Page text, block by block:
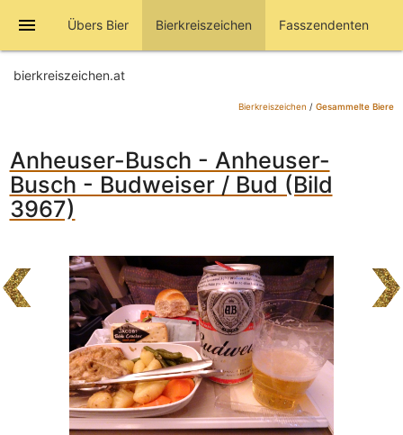
menu Übers Bier Bierkreiszeichen Fasszendenten
bierkreiszeichen.at
Bierkreiszeichen / Gesammelte Biere
Anheuser-Busch - Anheuser-
Busch - Budweiser / Bud (Bild
3967)